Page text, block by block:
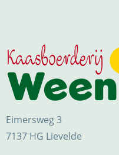
Eimersweg 3
7137 HG Lievelde